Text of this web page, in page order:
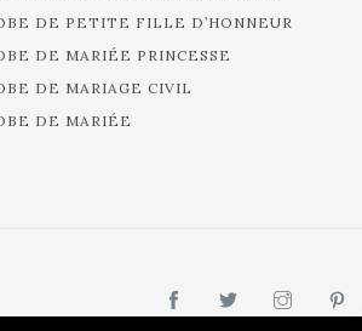
DE PETITE FILLE D’HONNEUR
DE MARIÉE PRINCESSE
DE MARIAGE CIVIL
DE MARIÉE